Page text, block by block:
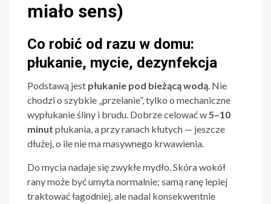
miało sens)
Co robić od razu w domu:
płukanie, mycie, dezynfekcja
Podstawą jest płukanie pod bieżącą wodą. Nie
chodzi o szybkie „przelanie”, tylko o mechaniczne
wypłukanie śliny i brudu. Dobrze celować w5–10
minut płukania, a przy ranach kłutych — jeszcze
dłużej, o ile nie ma masywnego krwawienia.
Do mycia nadaje się zwykłe mydło. Skóra wokół
rany może być umyta normalnie; samą ranę lepiej
traktować łagodniej, ale nadal konsekwentnie